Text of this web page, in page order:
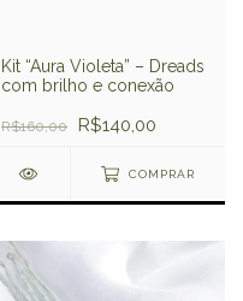
Kit “Aura Violeta” – Dreads
com brilho e conexão
R$160,00 R$140,00
COMPRAR